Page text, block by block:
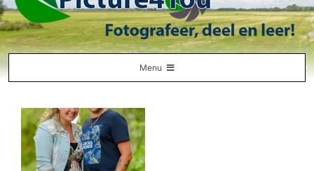
Menu
Fotografie Leercentrum
Nabestellingen